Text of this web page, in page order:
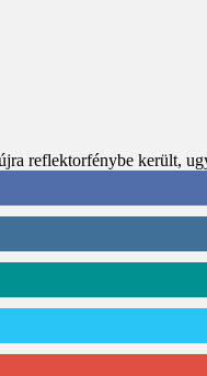
reflektorfénybe került,